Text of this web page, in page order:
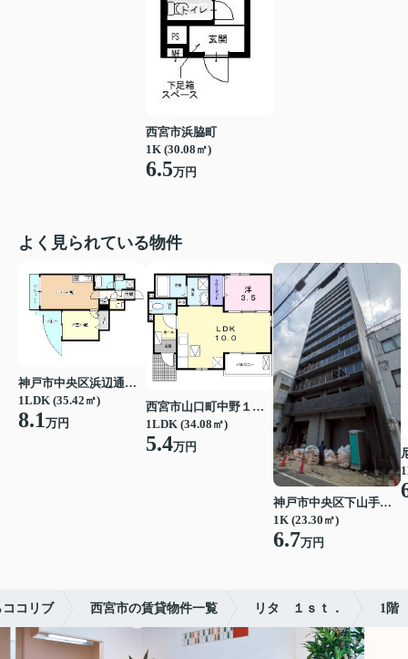
西宮市浜脇町
1K (30.08㎡)
6.5万円
よく見られている物件
神戸市中央区浜辺通３丁目
1LDK (35.42㎡)
8.1万円
西宮市山口町中野１丁目
1LDK (34.08㎡)
5.4万円
神戸市中央区下山手通７丁目
1K (23.30㎡)
6.7万円
コリブ 西宮市の賃貸物件一覧 リタ １ｓｔ． 1階